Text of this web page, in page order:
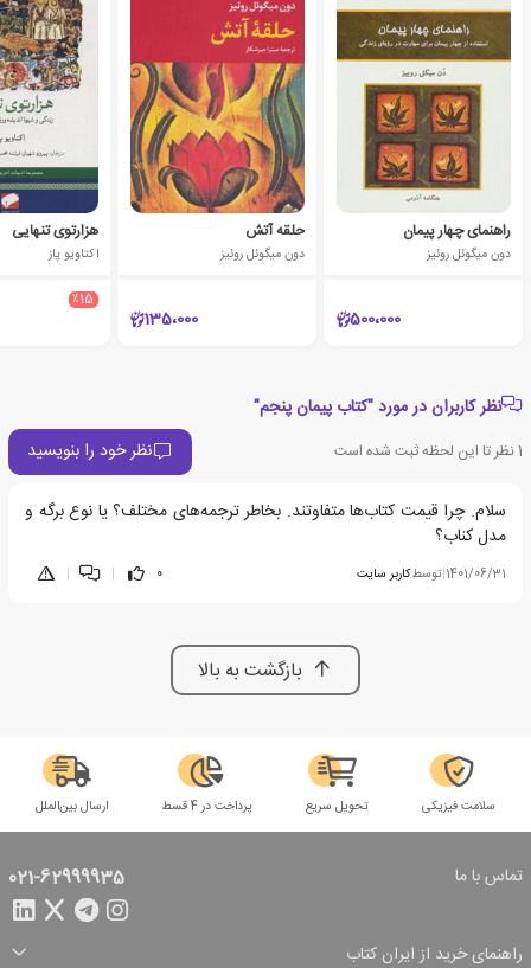
راهنمای چهار پیمان
دون میگوئل روئیز
500،000
حلقه آتش
دون میگوئل روئیز
135،000
هزارتوی تنهایی
اکتاویو پاز
٪15
نظر کاربران در مورد "کتاب پیمان پنجم"
1نظر تا این لحظه ثبت شده است نظر خود را بنویسید
سلام. چرا قیمت کتاب‌ها متفاوتند. بخاطر ترجمه‌های مختلف؟ یا نوع برگه و
مدل کناب؟
1401/06/31
|توسطکاربر سایت 0
|
|
بازگشت به بالا
سلامت فیزیکی تحویل سریع پرداخت در 4 قسط ارسال بین‌الملل
تماس با ما 021-62999935
راهنمای خرید از ایران کتاب